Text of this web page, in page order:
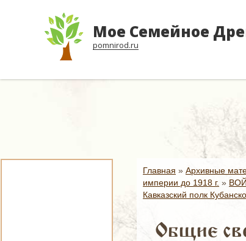
Мое Семейное
pomnirod.ru
Главная » Архивные
империи до 1918 г. »
Кавказский полк
Общие